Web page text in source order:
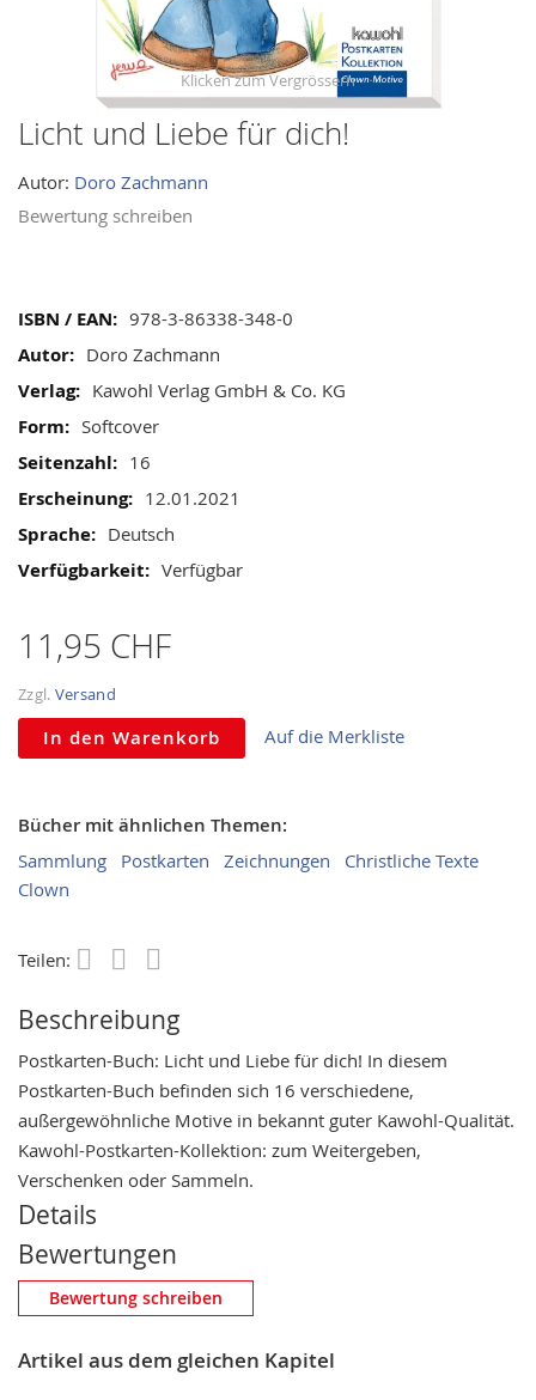
Licht und Liebe für dich!
Autor: Doro Zachmann
Bewertung schreiben
Mehr
Informationen
978-3-86338-348-0
Doro Zachmann
Kawohl Verlag GmbH & Co. KG
Softcover
16
12.01.2021
Deutsch
Verfügbar
11,95 CHF
Zzgl. Versand
In den Warenkorb Auf die Merkliste
Bücher mit ähnlichen Themen:
Sammlung Postkarten Zeichnungen
Christliche Texte
Clown
Teilen:
Skip
the
beginning
gallery
Beschreibung
Postkarten-Buch: Licht und Liebe für dich! In diesem
Postkarten-Buch befinden sich 16 verschiedene,
außergewöhnliche Motive in bekannt guter Kawohl-Qualität.
Kawohl-Postkarten-Kollektion: zum Weitergeben,
Verschenken oder Sammeln.
Details
Bewertungen
Eigene Bewertung schreiben
Nickname
Bewertung schreiben
Artikel aus dem gleichen Kapitel